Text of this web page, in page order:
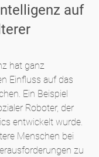
auf
hat ganz
Einfluss auf das
Ein Beispiel
Roboter, der
entwickelt wurde.
Menschen bei
zu